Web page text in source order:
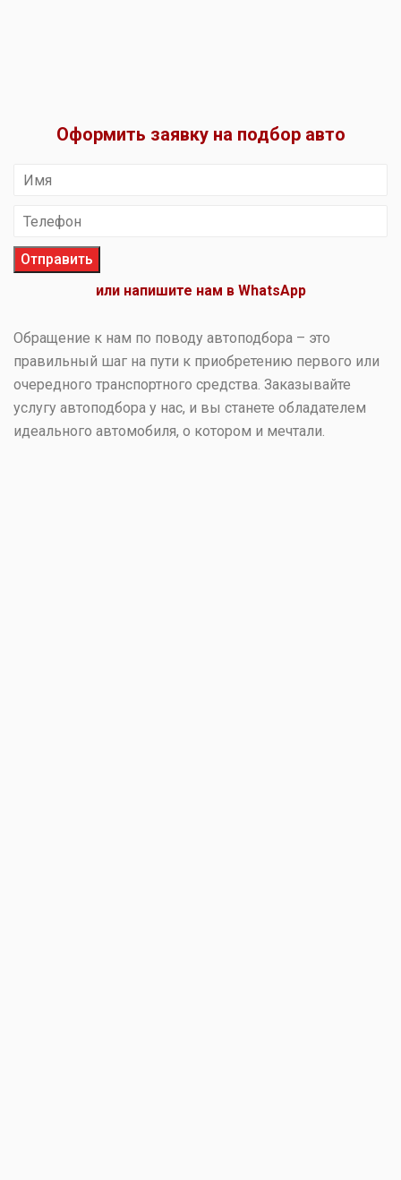
Оформить заявку на подбор авто
Отправить
или напишите нам в WhatsApp
Обращение к нам по поводу автоподбора – это
правильный шаг на пути к приобретению первого или
очередного транспортного средства. Заказывайте
услугу автоподбора у нас, и вы станете обладателем
идеального автомобиля, о котором и мечтали.